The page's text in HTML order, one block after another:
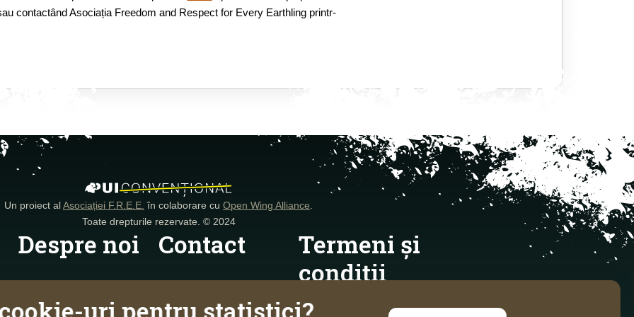
contactând Asociația Freedom and Respect for Every Earthling printr-
Un proiect alAsociației F.R.E.E. în colaborare cu Open Wing Alliance
Toate drepturile rezervate. © 2024
Despre noi Contact
Termeni și
condiții
uri pentru statistici?